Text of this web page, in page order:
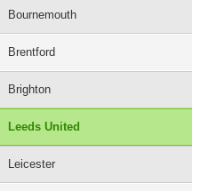
Bournemouth
Brentford
Brighton
Leeds United
Leicester